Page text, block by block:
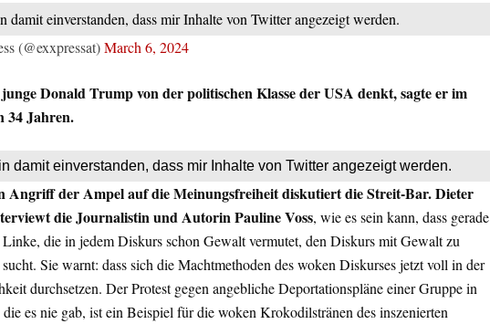
damit einverstanden, dass mir Inhalte von Twitter angezeigt werden.
(@exxpressat)March 6, 2024
Donald Trump von der politischen Klasse der USA denkt, sagte er im
34 Jahren.
damit einverstanden, dass mir Inhalte von Twitter angezeigt werden.
Angriff der Ampel auf die Meinungsfreiheit diskutiert die Streit-Bar. Dieter
die Journalistin und Autorin Pauline Voss, wie es sein kann, dass gerade
die in jedem Diskurs schon Gewalt vermutet, den Diskurs mit Gewalt zu
Sie warnt: dass sich die Machtmethoden des woken Diskurses jetzt voll in der
durchsetzen. Der Protest gegen angebliche Deportationspläne einer Gruppe in
die es nie gab, ist ein Beispiel für die woken Krokodilstränen des inszenierten